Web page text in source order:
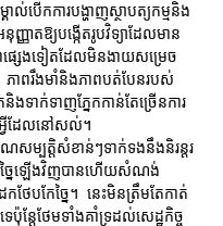
ាល់បើកការបង្ហាញស្ថាបត្យកម្មនិង
ញាតឱ្យបង្កើតរូបវិទ្យាដែលមាន
សេងទៀតដែលមិនងាយសម្រេច
ាពរឹងមាំនិងភាពបត់បែនរបស់
និងទាក់ទាញភ្នែកកាន់តែច្រើនការ
វីដែលនៅសល់។
សម្បត្តិសំខាន់ៗទាក់ទងនឹងនិរន្តរ
ែច្នៃឡើងវិញបានហើយសំណង់
ថែបកែច្នៃ។ នេះមិនត្រឹមតែកាត់
តែថែមទាំងគាំទ្រដល់សេដ្ឋកិច្ច